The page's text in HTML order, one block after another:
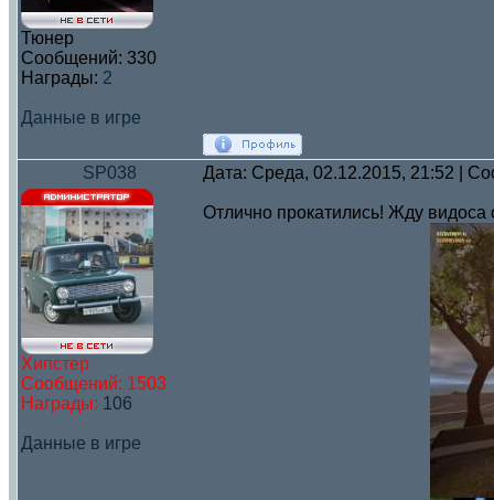
Тюнер
Сообщений: 330
Награды: 2
Данные в игре
SP038 Дата: Среда, 02.12.2015, 21:52 |
Хипстер
Сообщений: 1503
Награды: 106
Данные в игре
Отлично прокатились! Жду